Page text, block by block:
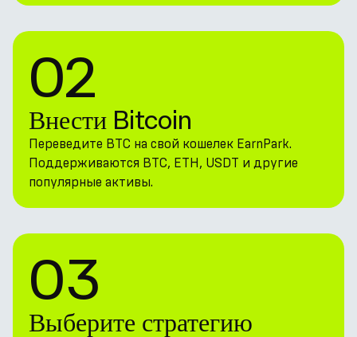
02
Внести Bitcoin
Переведите BTC на свой кошелек EarnPark.
Поддерживаются BTC, ETH, USDT и другие
популярные активы.
03
Выберите стратегию